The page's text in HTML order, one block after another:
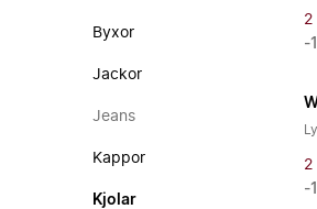
Byxor
Jackor
Jeans
Kappor
Kjolar
2
-
2
-